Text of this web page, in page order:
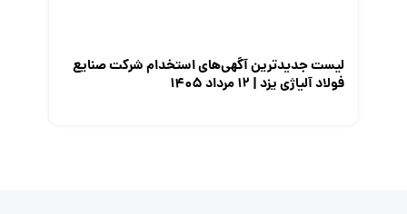
لیست جدیدترین آگهی‌های استخدام شرکت صنایع
فولاد آلیاژی یزد | ۱۲ مرداد ۱۴۰۵